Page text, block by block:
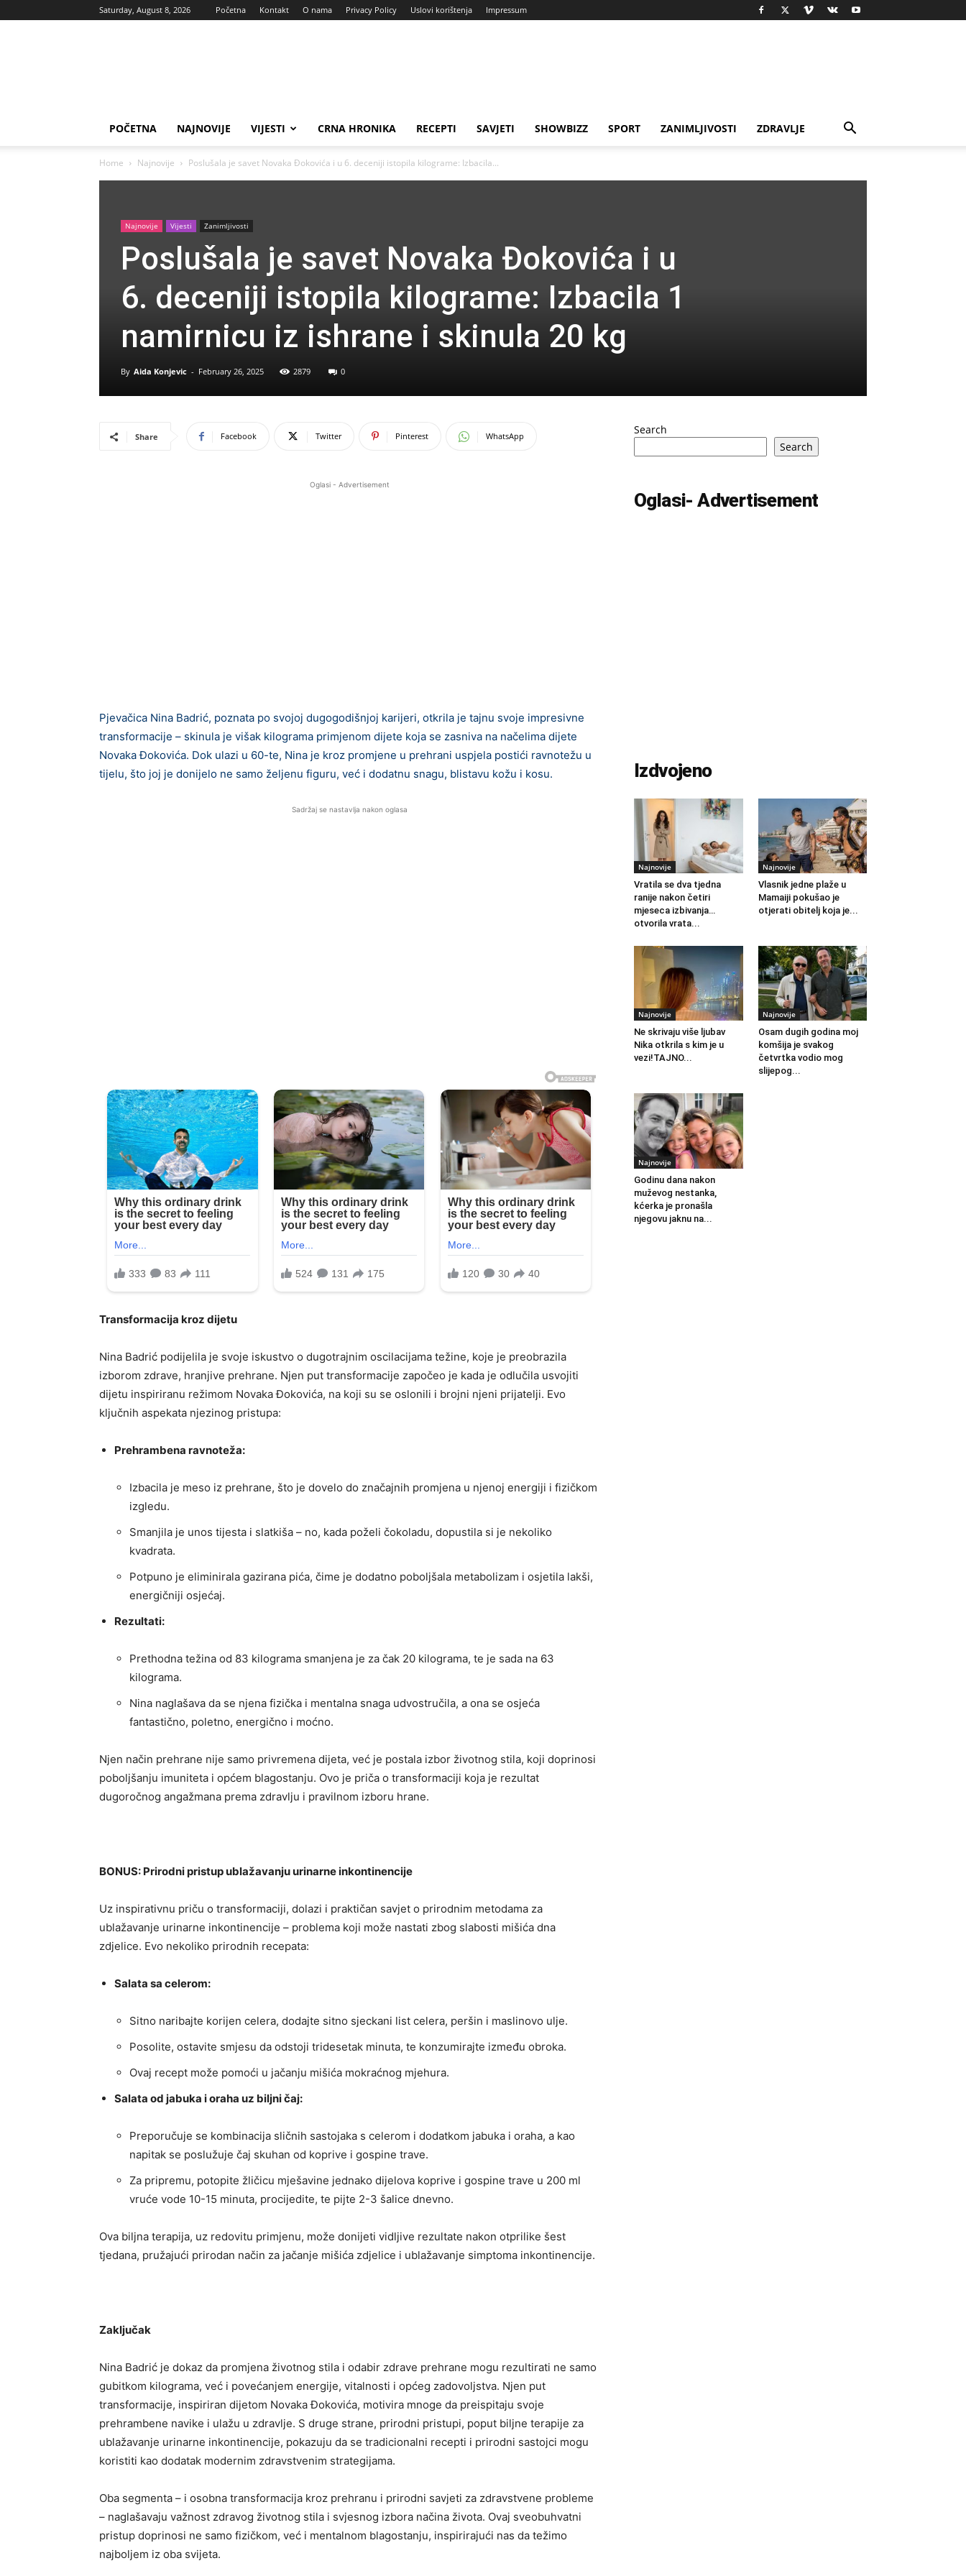
Saturday, August 8, 2026 Početna Kontakt O nama Privacy Policy Uslovi korištenja Impressum
POČETNA NAJNOVIJE VIJESTI CRNA HRONIKA RECEPTI SAVJETI SHOWBIZZ SPORT ZANIMLJIVOSTI ZDRAVLJE
Home Najnovije Poslušala je savet Novaka Đokovića i u 6. deceniji istopila kilograme: Izbacila...
Najnovije Vijesti Zanimljivosti
Poslušala je savet Novaka Đokovića i u
6. deceniji istopila kilograme: Izbacila 1
namirnicu iz ishrane i skinula 20 kg
By Aida Konjevic - February 26, 2025 2879 0
Share Facebook Twitter Pinterest WhatsApp
Oglasi - Advertisement
Pjevačica Nina Badrić, poznata po svojoj dugogodišnjoj karijeri, otkrila je tajnu svoje impresivne
transformacije – skinula je višak kilograma primjenom dijete koja se zasniva na načelima dijete
Novaka Đokovića. Dok ulazi u 60-te, Nina je kroz promjene u prehrani uspjela postići ravnotežu u
tijelu, što joj je donijelo ne samo željenu figuru, već i dodatnu snagu, blistavu kožu i kosu.
Sadržaj se nastavlja nakon oglasa
Transformacija kroz dijetu
Nina Badrić podijelila je svoje iskustvo o dugotrajnim oscilacijama težine, koje je preobrazila
izborom zdrave, hranjive prehrane. Njen put transformacije započeo je kada je odlučila usvojiti
dijetu inspiriranu režimom Novaka Đokovića, na koji su se oslonili i brojni njeni prijatelji. Evo
ključnih aspekata njezinog pristupa:
Prehrambena ravnoteža:
Izbacila je meso iz prehrane, što je dovelo do značajnih promjena u njenoj energiji i fizičkom
izgledu.
Smanjila je unos tijesta i slatkiša – no, kada poželi čokoladu, dopustila si je nekoliko
kvadrata.
Potpuno je eliminirala gazirana pića, čime je dodatno poboljšala metabolizam i osjetila lakši,
energičniji osjećaj.
Rezultati:
Prethodna težina od 83 kilograma smanjena je za čak 20 kilograma, te je sada na 63
kilograma.
Nina naglašava da se njena fizička i mentalna snaga udvostručila, a ona se osjeća
fantastično, poletno, energično i moćno.
Njen način prehrane nije samo privremena dijeta, već je postala izbor životnog stila, koji doprinosi
poboljšanju imuniteta i općem blagostanju. Ovo je priča o transformaciji koja je rezultat
dugoročnog angažmana prema zdravlju i pravilnom izboru hrane.
BONUS: Prirodni pristup ublažavanju urinarne inkontinencije
Uz inspirativnu priču o transformaciji, dolazi i praktičan savjet o prirodnim metodama za
ublažavanje urinarne inkontinencije – problema koji može nastati zbog slabosti mišića dna
zdjelice. Evo nekoliko prirodnih recepata:
Salata sa celerom:
Sitno naribajte korijen celera, dodajte sitno sjeckani list celera, peršin i maslinovo ulje.
Posolite, ostavite smjesu da odstoji tridesetak minuta, te konzumirajte između obroka.
Ovaj recept može pomoći u jačanju mišića mokraćnog mjehura.
Salata od jabuka i oraha uz biljni čaj:
Preporučuje se kombinacija sličnih sastojaka s celerom i dodatkom jabuka i oraha, a kao
napitak se poslužuje čaj skuhan od koprive i gospine trave.
Za pripremu, potopite žličicu mješavine jednako dijelova koprive i gospine trave u 200 ml
vruće vode 10-15 minuta, procijedite, te pijte 2-3 šalice dnevno.
Ova biljna terapija, uz redovitu primjenu, može donijeti vidljive rezultate nakon otprilike šest
tjedana, pružajući prirodan način za jačanje mišića zdjelice i ublažavanje simptoma inkontinencije.
Zaključak
Nina Badrić je dokaz da promjena životnog stila i odabir zdrave prehrane mogu rezultirati ne samo
gubitkom kilograma, već i povećanjem energije, vitalnosti i općeg zadovoljstva. Njen put
transformacije, inspiriran dijetom Novaka Đokovića, motivira mnoge da preispitaju svoje
prehrambene navike i ulažu u zdravlje. S druge strane, prirodni pristupi, poput biljne terapije za
ublažavanje urinarne inkontinencije, pokazuju da se tradicionalni recepti i prirodni sastojci mogu
koristiti kao dodatak modernim zdravstvenim strategijama.
Oba segmenta – i osobna transformacija kroz prehranu i prirodni savjeti za zdravstvene probleme
– naglašavaju važnost zdravog životnog stila i svjesnog izbora načina života. Ovaj sveobuhvatni
pristup doprinosi ne samo fizičkom, već i mentalnom blagostanju, inspirirajući nas da težimo
najboljem iz oba svijeta.
Search
Search
Oglasi- Advertisement
Izdvojeno
Najnovije
Vratila se dva tjedna
ranije nakon četiri
mjeseca izbivanja…
otvorila vrata...
Najnovije
Vlasnik jedne plaže u
Mamaiji pokušao je
otjerati obitelj koja je...
Najnovije
Ne skrivaju više ljubav
Nika otkrila s kim je u
vezi!TAJNO...
Najnovije
Osam dugih godina moj
komšija je svakog
četvrtka vodio mog
slijepog...
Najnovije
Godinu dana nakon
muževog nestanka,
kćerka je pronašla
njegovu jaknu na...